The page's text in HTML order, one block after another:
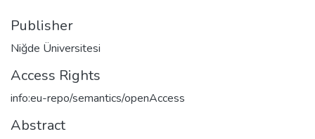
Publisher
Niğde Üniversitesi
Access Rights
info:eu-repo/semantics/openAccess
Abstract